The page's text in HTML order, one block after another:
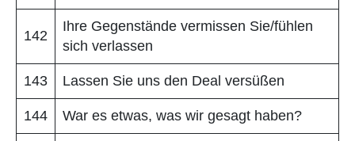
142
Ihre Gegenstände vermissen Sie/fühlen
sich verlassen
143 Lassen Sie uns den Deal versüßen
144 War es etwas, was wir gesagt haben?